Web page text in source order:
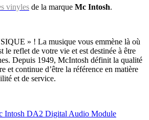
vinyles de la marque Mc Intosh.
» ! La musique vous emmène là où
le reflet de votre vie et est destinée à être
Depuis 1949, McIntosh définit la qualité
et continue d’être la référence en matière
et de service.